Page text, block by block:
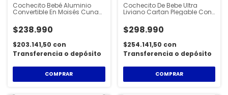
Cochecito Bebé Aluminio
Convertible En Moisés Cuna
$238.990
$203.141,50 con
Transferencia o depósito
COMPRAR
Cochecito De Bebe Ultra
Liviano Cartan Plegable Con
$298.990
$254.141,50 con
Transferencia o depósito
COMPRAR